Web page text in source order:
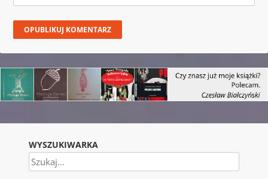
WYSZUKIWARKA
Szukaj